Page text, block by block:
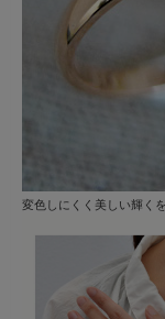
変色しにくく美しい輝く